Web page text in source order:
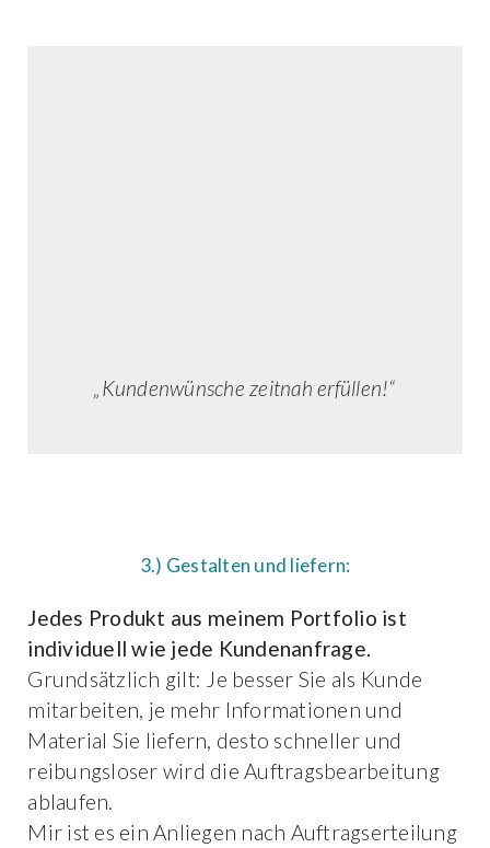
„Kundenwünsche zeitnah erfüllen!“
3.) Gestalten und liefern:
Jedes Produkt aus meinem Portfolio ist
individuell wie jede Kundenanfrage.
Grundsätzlich gilt: Je besser Sie als Kunde
mitarbeiten, je mehr Informationen und
Material Sie liefern, desto schneller und
reibungsloser wird die Auftragsbearbeitung
ablaufen.
Mir ist es ein Anliegen nach Auftragserteilung